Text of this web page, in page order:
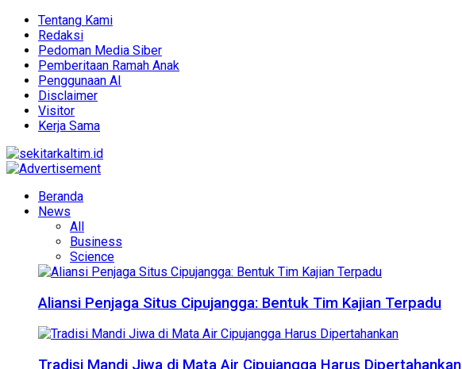
Tentang Kami
Redaksi
Pedoman Media Siber
Pemberitaan Ramah Anak
Penggunaan AI
Disclaimer
Visitor
Kerja Sama
Beranda
News
All
Business
Science
Aliansi Penjaga Situs Cipujangga: Bentuk Tim Kajian Terpadu
Tradisi Mandi Jiwa di Mata Air Cipujangga Harus Dipertahankan